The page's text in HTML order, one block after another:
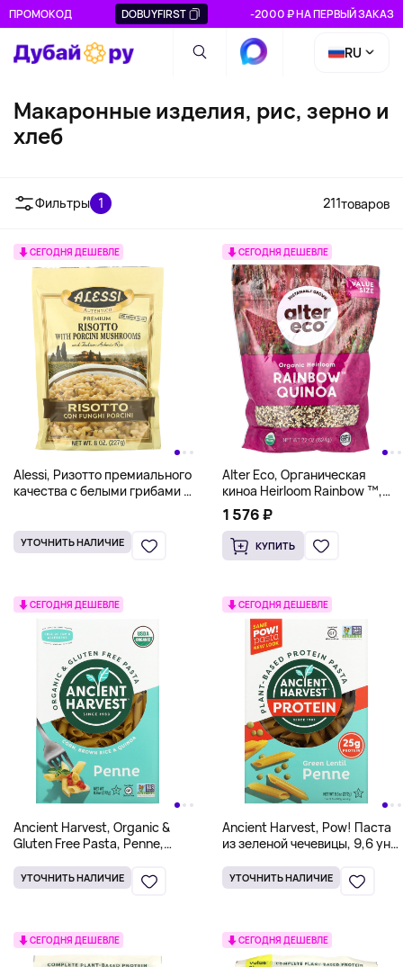
ПРОМОКОД DOBUYFIRST -2000 ₽ НА ПЕРВЫЙ ЗАКАЗ
RU
Макаронные изделия, рис, зерно и
хлеб
Фильтры 1 211товаров
СЕГОДНЯ ДЕШЕВЛЕ
Alessi, Ризотто премиального
качества с белыми грибами и
УТОЧНИТЬ НАЛИЧИЕ
СЕГОДНЯ ДЕШЕВЛЕ
Alter Eco, Органическая
киноа Heirloom Rainbow ™,
624 г (22 унции)
1 576 ₽
КУПИТЬ
СЕГОДНЯ ДЕШЕВЛЕ
Ancient Harvest, Organic &
Gluten Free Pasta, Penne,
oz (272 g)
УТОЧНИТЬ НАЛИЧИЕ
СЕГОДНЯ ДЕШЕВЛЕ
Ancient Harvest, Pow! Паста
из зеленой чечевицы, 9,6 унц.
УТОЧНИТЬ НАЛИЧИЕ
СЕГОДНЯ ДЕШЕВЛЕ СЕГОДНЯ ДЕШЕВЛЕ